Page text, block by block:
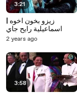
3:21
اسماعيلية رايح جاي
2 years ago
3:58